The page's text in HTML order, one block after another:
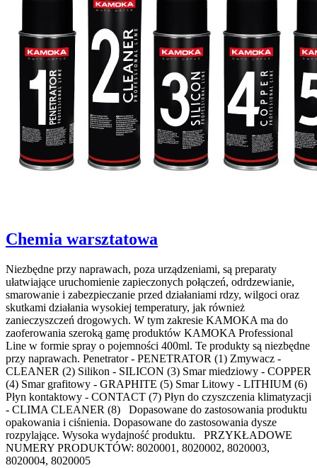
Chemia warsztatowa
Niezbędne przy naprawach, poza urządzeniami, są preparaty
ułatwiające uruchomienie zapieczonych połączeń, odrdzewianie,
smarowanie i zabezpieczanie przed działaniami rdzy, wilgoci oraz
skutkami działania wysokiej temperatury, jak również
zanieczyszczeń drogowych. W tym zakresie KAMOKA ma do
zaoferowania szeroką gamę produktów KAMOKA Professional
Line w formie spray o pojemności 400ml. Te produkty są niezbędne
przy naprawach. Penetrator - PENETRATOR (1) Zmywacz -
CLEANER (2) Silikon - SILICON (3) Smar miedziowy - COPPER
(4) Smar grafitowy - GRAPHITE (5) Smar Litowy - LITHIUM (6)
Płyn kontaktowy - CONTACT (7) Płyn do czyszczenia klimatyzacji
- CLIMA CLEANER (8) Dopasowane do zastosowania produktu
opakowania i ciśnienia. Dopasowane do zastosowania dysze
rozpylające. Wysoka wydajność produktu. PRZYKŁADOWE
NUMERY PRODUKTÓW: 8020001, 8020002, 8020003,
8020004, 8020005